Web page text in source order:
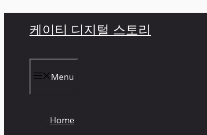
케이티 디지털 스토리
Menu
Home